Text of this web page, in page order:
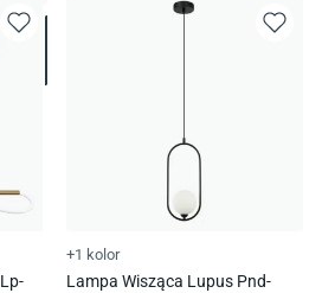
+1 kolor
Lampa Wisząca Lupus Pnd-